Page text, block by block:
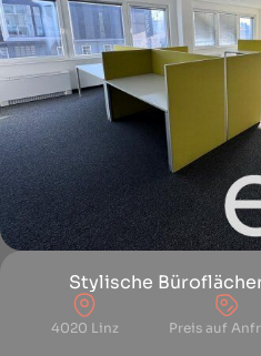
Stylische
4020 Linz Preis auf